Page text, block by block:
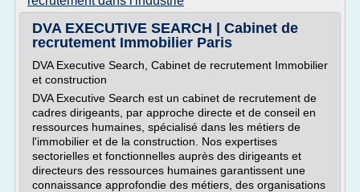
DVA EXECUTIVE SEARCH | Cabinet de
recrutement Immobilier Paris
DVA Executive Search, Cabinet de recrutement Immobilier
et construction
DVA Executive Search est un cabinet de recrutement de
cadres dirigeants, par approche directe et de conseil en
ressources humaines, spécialisé dans les métiers de
l'immobilier et de la construction. Nos expertises
sectorielles et fonctionnelles auprès des dirigeants et
directeurs des ressources humaines garantissent une
connaissance approfondie des métiers, des organisations